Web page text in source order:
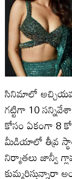
సినిమాలో
గట్టిగా 10
కోసం ఏకంగా 8
మీడియాలో తీవ్ర
నిర్మాతలు జాన్వీ
కుమ్మరిస్తున్నారా